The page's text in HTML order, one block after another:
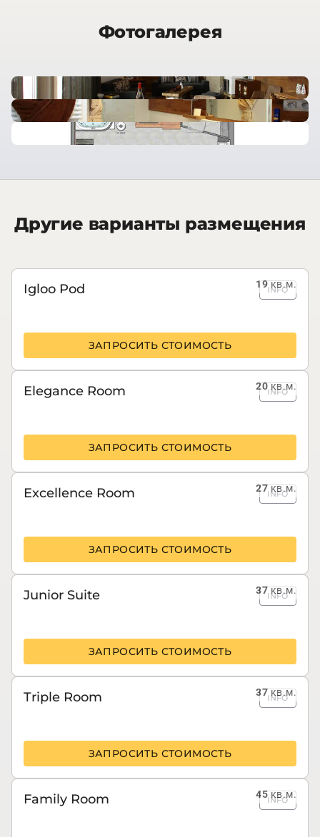
Фотогалерея
Другие варианты размещения
19кв.м.
Igloo Pod INFO
ЗАПРОСИТЬ СТОИМОСТЬ
20кв.м.
Elegance Room INFO
ЗАПРОСИТЬ СТОИМОСТЬ
27кв.м.
Excellence Room INFO
ЗАПРОСИТЬ СТОИМОСТЬ
37кв.м.
Junior Suite INFO
ЗАПРОСИТЬ СТОИМОСТЬ
37кв.м.
Triple Room INFO
ЗАПРОСИТЬ СТОИМОСТЬ
45кв.м.
Family Room INFO